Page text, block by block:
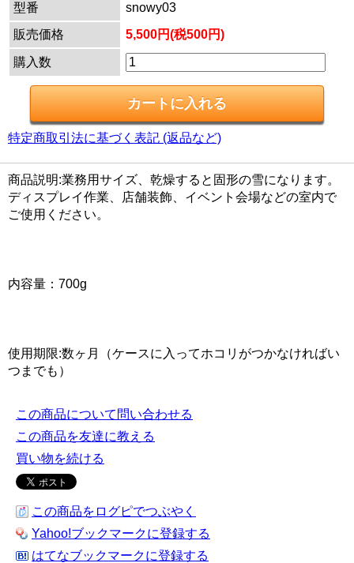
型番
snowy03
販売価格
5,500円(税500円)
購入数
特定商取引法に基づく表記 (返品など)
商品説明:業務用サイズ、乾燥すると固形の雪になります。
ディスプレイ作業、店舗装飾、イベント会場などの室内で
ご使用ください。
内容量：700g
使用期限:数ヶ月（ケースに入ってホコリがつかなければい
つまでも）
この商品について問い合わせる
この商品を友達に教える
買い物を続ける
この商品をログピでつぶやく
Yahoo!ブックマークに登録する
はてなブックマークに登録する